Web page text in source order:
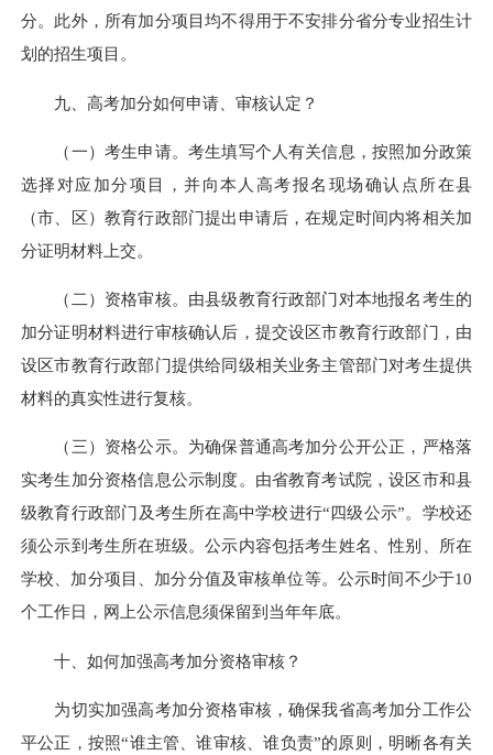
分。此外，所有加分项目均不得用于不安排分省分专业招生计
划的招生项目。
九、高考加分如何申请、审核认定？
（一）考生申请。考生填写个人有关信息，按照加分政策
选择对应加分项目，并向本人高考报名现场确认点所在县
（市、区）教育行政部门提出申请后，在规定时间内将相关加
分证明材料上交。
（二）资格审核。由县级教育行政部门对本地报名考生的
加分证明材料进行审核确认后，提交设区市教育行政部门，由
设区市教育行政部门提供给同级相关业务主管部门对考生提供
材料的真实性进行复核。
（三）资格公示。为确保普通高考加分公开公正，严格落
实考生加分资格信息公示制度。由省教育考试院，设区市和县
级教育行政部门及考生所在高中学校进行“四级公示”。学校还
须公示到考生所在班级。公示内容包括考生姓名、性别、所在
学校、加分项目、加分分值及审核单位等。公示时间不少于10
个工作日，网上公示信息须保留到当年年底。
十、如何加强高考加分资格审核？
为切实加强高考加分资格审核，确保我省高考加分工作公
平公正，按照“谁主管、谁审核、谁负责”的原则，明晰各有关